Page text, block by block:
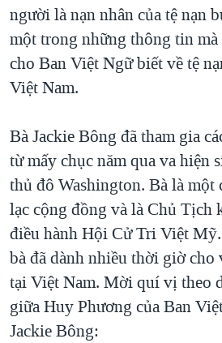
tới
"Tìm"
TỰ DO BÁO CHÍ
VẠCH TRẦN TIN GIẢ
NGƯỜI VIỆT HẢI NGOẠI
KINH TẾ
KHOA HỌC
SỨC KHOẺ
VĂN HOÁ
GIÁO DỤC
CHUYÊN ĐỀ
CHIẾN TRANH THƯƠNG MẠI CỦA
TẠI
HÀNH TRÌNH BẦU CỬ 2024
GIẢI MÃ VÀNH ĐAI & CON ĐƯỜNG
NGÀY TỊ NẠN THẾ GIỚI
TRỊNH VĨNH BÌNH - NGƯỜI HẠ
GROUND ZERO – XƯA VÀ NAY
CHI PHÍ CHIẾN TRANH
CÁC GIÁ TRỊ CỘNG HÒA Ở VIỆT
THƯỢNG ĐỈNH TRUMP-KIM TẠI
HỌC TIẾNG ANH
VIDEO
NGHE
MẠNG XÃ HỘI
Ngôn ngữ khác
người là nạn nhân của tệ nạn
một trong những thông tin mà
cho Ban Việt Ngữ biết về tệ
Việt Nam.
Bà Jackie Bông đã tham gia
từ mấy chục năm qua va hiện
thủ đô Washington. Bà là
lạc cộng đồng và là Chủ Tịch
điều hành Hội Cử Tri Việt
bà đã dành nhiều thời giờ
tại Việt Nam. Mời quí vị theo
giữa Huy Phương của Ban
Jackie Bông: